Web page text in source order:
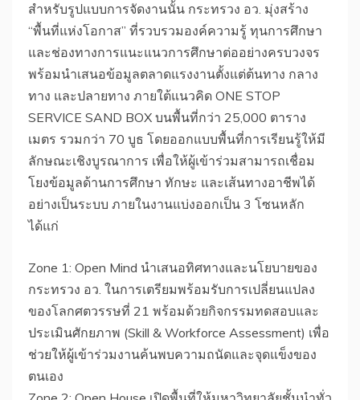
​สำหรับรูปแบบการจัดงานนั้น กระทรวง อว. มุ่งสร้าง
“พื้นที่แห่งโอกาส” ที่รวบรวมองค์ความรู้ ทุนการศึกษา
และช่องทางการแนะแนวการศึกษาต่ออย่างครบวงจร
พร้อมนำเสนอข้อมูลตลาดแรงงานตั้งแต่ต้นทาง กลาง
ทาง และปลายทาง ภายใต้แนวคิด ONE STOP
SERVICE SAND BOX บนพื้นที่กว่า 25,000 ตาราง
เมตร รวมกว่า 70 บูธ โดยออกแบบพื้นที่การเรียนรู้ให้มี
ลักษณะเชิงบูรณาการ เพื่อให้ผู้เข้าร่วมสามารถเชื่อม
โยงข้อมูลด้านการศึกษา ทักษะ และเส้นทางอาชีพได้
อย่างเป็นระบบ ภายในงานแบ่งออกเป็น 3 โซนหลัก
ได้แก่
​Zone 1: Open Mind นำเสนอทิศทางและนโยบายของ
กระทรวง อว. ในการเตรียมพร้อมรับการเปลี่ยนแปลง
ของโลกศตวรรษที่ 21 พร้อมด้วยกิจกรรมทดสอบและ
ประเมินศักยภาพ (Skill & Workforce Assessment) เพื่อ
ช่วยให้ผู้เข้าร่วมงานค้นพบความถนัดและจุดแข็งของ
ตนเอง